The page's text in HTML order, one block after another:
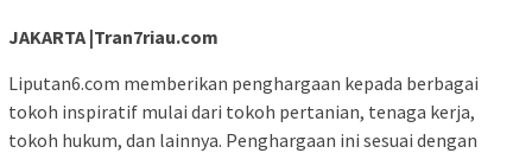
JAKARTA |Tran7riau.com
Liputan6.com memberikan penghargaan kepada berbagai
tokoh inspiratif mulai dari tokoh pertanian, tenaga kerja,
tokoh hukum, dan lainnya. Penghargaan ini sesuai dengan